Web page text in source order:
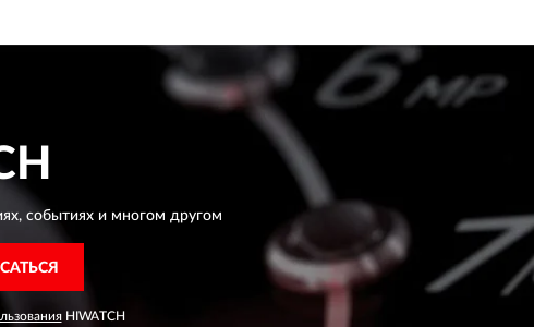
событиях и многом другом
HIWATCH